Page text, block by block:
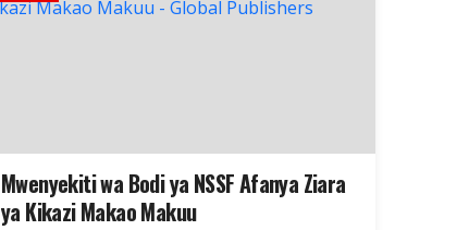
Mwenyekiti wa Bodi ya NSSF Afanya Ziara
ya Kikazi Makao Makuu